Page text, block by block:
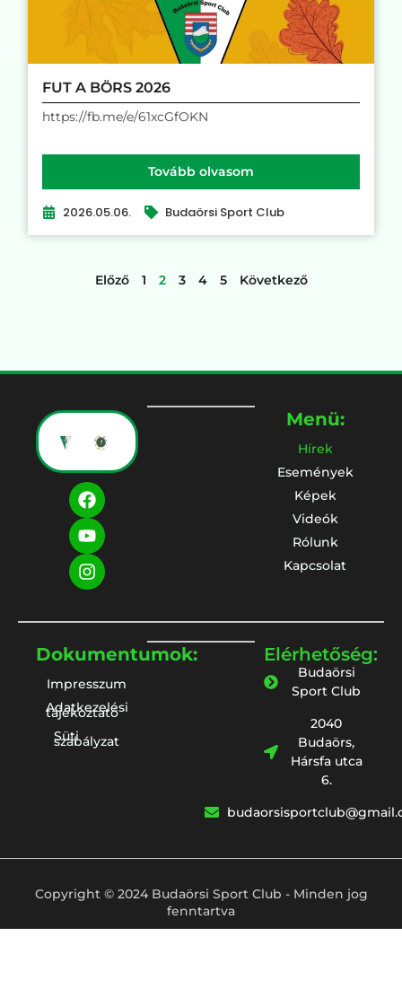
FUT A BÖRS 2026
https://fb.me/e/61xcGfOKN
Tovább olvasom
2026.05.06. Budaörsi Sport Club
Előző 1 2 3 4 5 Következő
Menü:
Hírek
Események
Képek
Videók
Rólunk
Kapcsolat
Dokumentumok:
Impresszum
Adatkezelési
tájékoztató
Süti
szabályzat
Elérhetőség:
Budaörsi
Sport Club
2040
Budaörs,
Hársfa utca
6.
Copyright © 2024 Budaörsi Sport Club - Minden jog
fenntartva